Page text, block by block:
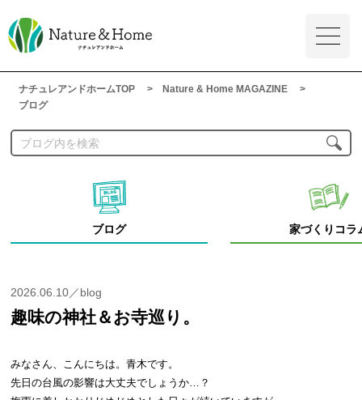
ナチュレアンドホームTOP
Nature & Home MAGAZINE
ブログ
ブログ 家づくりコラ
2026.06.10／blog
趣味の神社＆お寺巡り。
みなさん、こんにちは。青木です。
先日の台風の影響は大丈夫でしょうか…？